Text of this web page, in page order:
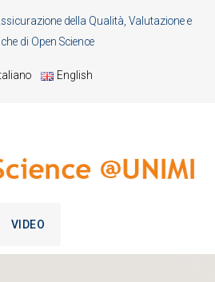
della Qualità, Valutazione e
di Open Science
English
VIDEO